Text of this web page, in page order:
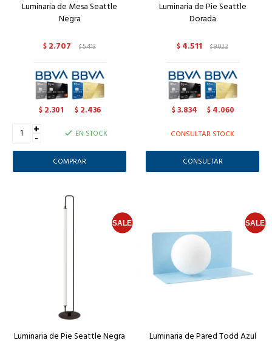
Luminaria de Mesa Seattle
Negra
$ 2.707 $5.413
$ 2.301 $ 2.436
+
- EN STOCK
Luminaria de Pie Seattle
Dorada
$ 4.511 $9.022
$3.834 $ 4.060
CONSULTAR STOCK
CONSULTAR
Luminaria de Pie Seattle Negra Luminaria de Pared Todd Azul